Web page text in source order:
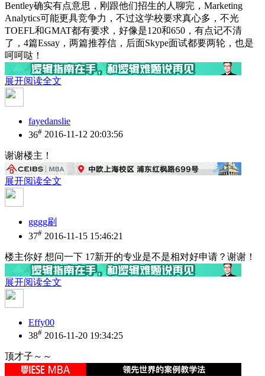
Bentley确实有点意思，刚跟他们招生的人聊完，Marketing
Analytics可能更具竞争力，不过这学校要求真心多，不光
TOEFL和GMAT都有要求，好像是120和650，有点记不清
了，4篇Essay，两篇推荐信，后面Skype面试都要两轮，也是
呵呵哒！
展开阅读全文
fayedanslie
36# 2016-11-12 20:03:56
谢谢楼主！
展开阅读全文
gggg刷
37# 2016-11-15 15:46:21
楼主你好 想问一下 17新开的专业是不是相对好申请？谢谢！
展开阅读全文
Effy00
38# 2016-11-20 19:34:25
顶才子～～